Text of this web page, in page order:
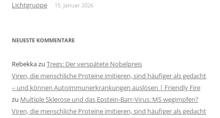
Lichtgruppe 15. Januar 2026
NEUESTE KOMMENTARE
Rebekkazu Tregs: Der verspätete Nobelpreis
Viren, die menschliche Proteine imitieren, sind häufiger als gedacht
– und können Autoimmunerkrankungen auslösen | Friendly Fire
zu Multiple Sklerose und das Epstein-Barr-Virus: MS wegimpfen?
Viren, die menschliche Proteine imitieren, sind häufiger als gedacht